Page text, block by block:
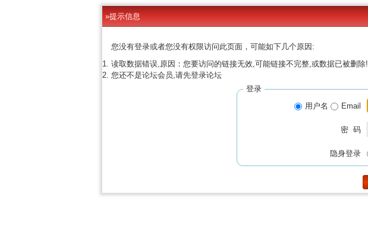
»提示信息
您没有登录或者您没有权限访问此页面，可能如下几个原因:
读取数据错误,原因：您要访问的链接无效,可能链接不完整,或数据已被删除!
您还不是论坛会员,请先登录论坛
登录
用户名
Email
密 码
隐身登录